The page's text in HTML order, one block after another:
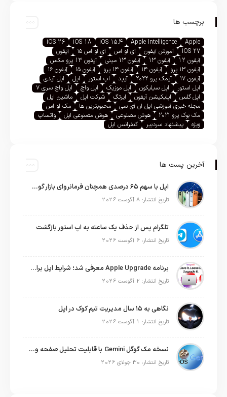
برچسب ها
Apple
Apple Intelligence
iOS 15.4
iOS 18
iOS 26
iOS 27
آموزش آیفون آی او اس آی او اس ۱۵
آیفون
آیفون 12
آیفون 13 آیفون 13 مینی
آیفون 13 پرو مکس
آیفون ۱۳ پرو
آیفون ۱۴ آیفون ۱۴ پرو آیفون ۱۵
آیفون ۱۶
آیفون ۱۷
آیمک پرو ۲۰۲۲ آیپد اپ استور اپل
اپل آیدی
اپل استور
اپل سیلیکون اپل موزیک اپل واچ
اپل واچ سری ۷
اپل گلس
اپلیکیشن آیفون ایرتگ شرکت اپل
ماشین اپل
مجله خبری آموزشی اپل ان آی سی
محبوبترین ها
مک او اس
مک بوک پرو ۲۰۲۱
هوش مصنوعی هوش مصنوعی اپل
واتساپ
ویژه
پیشنهاد سردبیر کنفرانس اپل
آخرین پست ها
اپل با سهم ۶۵ درصدی همچنان فرمانروای بازار گوشی‌های پریمیوم جهان است
تاریخ انتشار: 8 آگوست 2026
تلگرام پس از حذف یک ساعته به اپ استور بازگشت
تاریخ انتشار: 6 آگوست 2026
برنامه Apple Upgrade معرفی شد؛ شرایط اپل برای اجاره آیفون، آیپد، مک و اپل واچ
تاریخ انتشار: 2 آگوست 2026
نگاهی به ۱۵ سال مدیریت تیم کوک در اپل
تاریخ انتشار: 1 آگوست 2026
نسخه مک گوگل Gemini با قابلیت تحلیل صفحه و دستورات صوتی در به‌روزرسانی جدید
تاریخ انتشار: 30 جولای 2026